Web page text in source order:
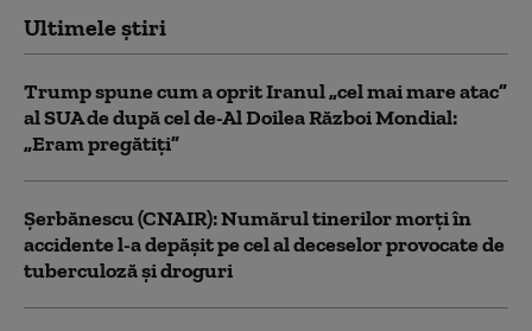
Ultimele știri
Trump spune cum a oprit Iranul „cel mai mare atac”
al SUA de după cel de-Al Doilea Război Mondial:
„Eram pregătiți”
Şerbănescu (CNAIR): Numărul tinerilor morţi în
accidente l-a depăşit pe cel al deceselor provocate de
tuberculoză şi droguri